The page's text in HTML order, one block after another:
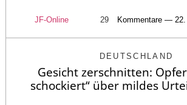
JF-Online 29 Kommentare —
DEUTSCHLAND
Gesicht zerschnitten:
schockiert“ über mildes